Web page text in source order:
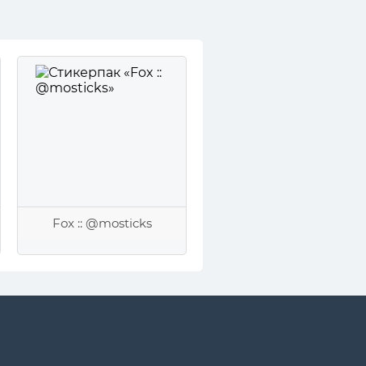
Fox :: @mosticks